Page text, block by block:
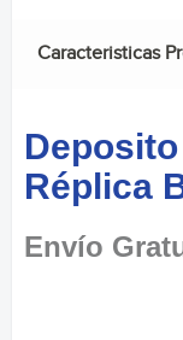
Caracteristicas
Réplica
Envío